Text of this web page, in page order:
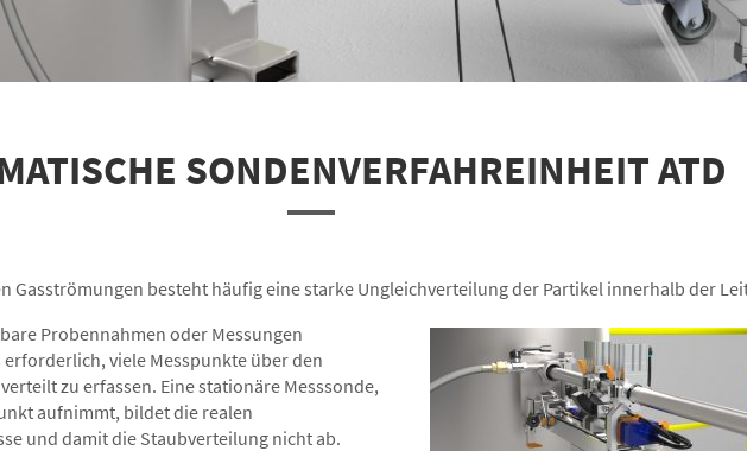
SONDENVERFAHREINHEIT ATD
Gasströmungen besteht häufig eine starke Ungleichverteilung der Partikel innerhalb der
Probennahmen oder Messungen
viele Messpunkte über den
zu erfassen. Eine stationäre Messsonde,
aufnimmt, bildet die realen
und damit die Staubverteilung nicht ab.